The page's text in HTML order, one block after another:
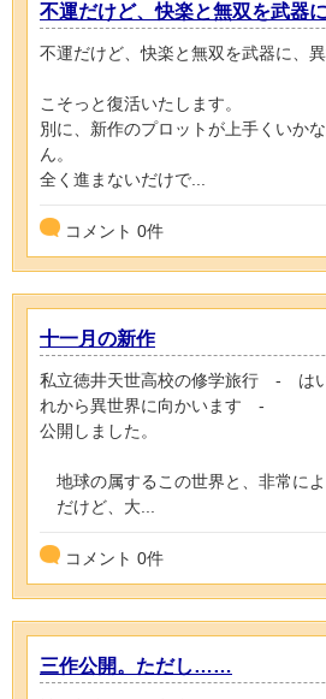
不運だけど、快楽と無双を武器
不運だけど、快楽と無双を武器に、
こそっと復活いたします。
別に、新作のプロットが上手くいか
ん。
全く進まないだけで...
コメント 0件
十一月の新作
私立徳井天世高校の修学旅行 - は
れから異世界に向かいます -
公開しました。
地球の属するこの世界と、非常によ
だけど、大...
コメント 0件
三作公開。ただし……